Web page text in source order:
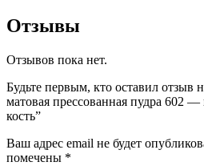
Отзывы
Отзывов пока нет.
Будьте первым, кто оставил отзыв
матовая прессованная пудра 602 —
кость”
Ваш адрес email не будет
помечены *